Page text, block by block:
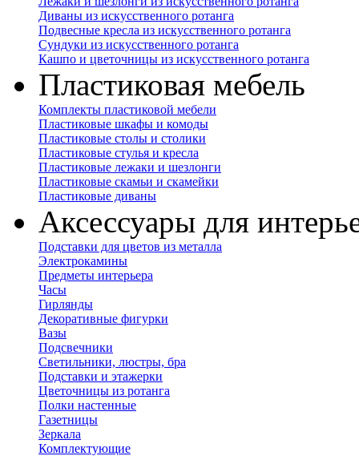
Диваны из искусственного ротанга
Подвесные кресла из искусственного ротанга
Сундуки из искусственного ротанга
Кашпо и цветочницы из искусственного ротанга
Пластиковая мебель
Комплекты пластиковой мебели
Пластиковые шкафы и комоды
Пластиковые столы и столики
Пластиковые стулья и кресла
Пластиковые лежаки и шезлонги
Пластиковые скамьи и скамейки
Пластиковые диваны
Аксессуары для
Подставки для цветов из металла
Электрокамины
Предметы интерьера
Часы
Гирлянды
Декоративные фигурки
Вазы
Подсвечники
Светильники, люстры, бра
Подставки и этажерки
Цветочницы из ротанга
Полки настенные
Газетницы
Зеркала
Комплектующие